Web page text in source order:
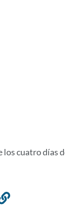
cuatro días
Enlace